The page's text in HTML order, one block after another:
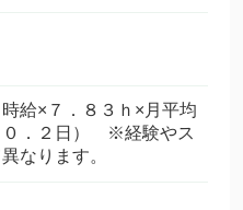
給×７．８３ｈ×月平均
０．２日） ※経験やス
なります。